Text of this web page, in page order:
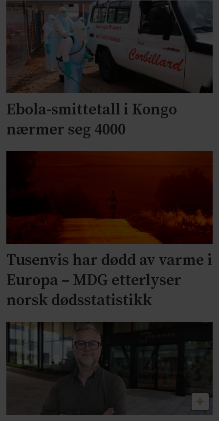
Ebola-smittetall i Kongo
nærmer seg 4000
Tusenvis har dødd av varme i
Europa – MDG etterlyser
norsk dødsstatistikk